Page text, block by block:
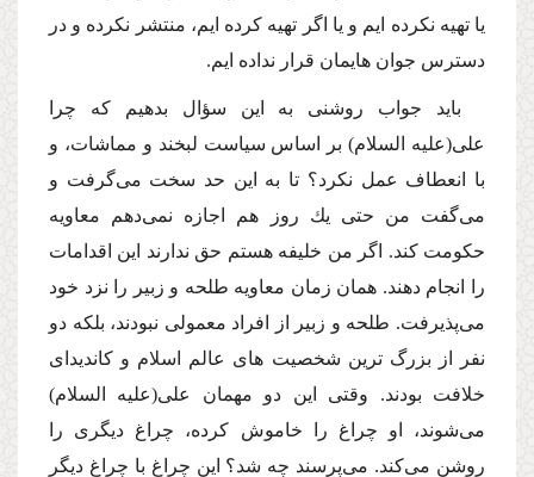
یا تهیه نكرده ایم و یا اگر تهیه كرده ایم، منتشر نكرده و در
دسترس جوان هایمان قرار نداده ایم.
باید جواب روشنى به این سؤال بدهیم كه چرا
على(علیه السلام)بر اساس سیاست لبخند و مماشات، و
با انعطاف عمل نكرد؟ تا به این حد سخت مى‌گرفت و
مى‌گفت من حتى یك روز هم اجازه نمى‌دهم معاویه
حكومت كند. اگر من خلیفه هستم حق ندارند این اقدامات
را انجام دهند. همان زمان معاویه طلحه و زبیر را نزد خود
مى‌پذیرفت. طلحه و زبیر از افراد معمولى نبودند، بلكه دو
نفر از بزرگ ترین شخصیت هاى عالم اسلام و كاندیداى
خلافت بودند. وقتى این دو مهمان على(علیه السلام)
مى‌شوند، او چراغ را خاموش كرده، چراغ دیگرى را
روشن مى‌كند. مى‌پرسند چه شد؟ این چراغ با چراغ دیگر